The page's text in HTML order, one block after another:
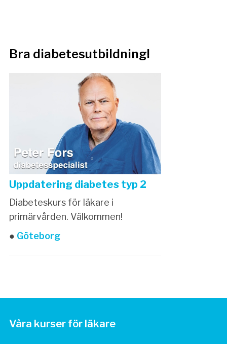
Bra diabetesutbildning!
Uppdatering diabetes typ 2
Diabeteskurs för läkare i
primärvården. Välkommen!
● Göteborg
Våra kurser för läkare